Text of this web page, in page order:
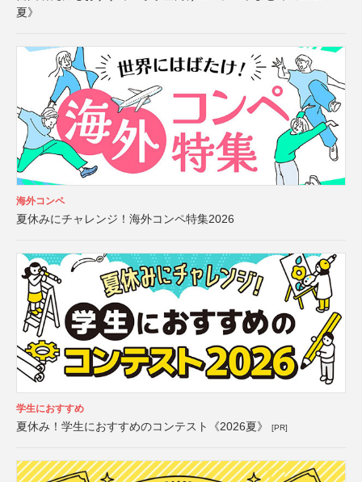
夏》
海外コンペ
夏休みにチャレンジ！海外コンペ特集2026
学生におすすめ
夏休み！学生におすすめのコンテスト《2026夏》 [PR]